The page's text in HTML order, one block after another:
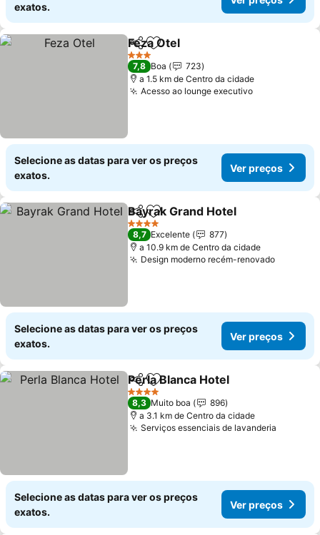
exatos.
PartilharAdicionar aos favoritos
Feza Otel
3 Estrelas
7,8 Boa
723
a 1.5 km de Centro da cidade
Acesso ao lounge executivo
Selecione as datas para ver os preços
exatos.
Ver preços
PartilharAdicionar aos favoritos
Bayrak Grand Hotel
4 Estrelas
8,7 Excelente
877
a 10.9 km de Centro da cidade
Design moderno recém-renovado
Selecione as datas para ver os preços
exatos.
Ver preços
PartilharAdicionar aos favoritos
Perla Blanca Hotel
4 Estrelas
8,3 Muito boa
896
a 3.1 km de Centro da cidade
Serviços essenciais de lavanderia
Selecione as datas para ver os preços
exatos.
Ver preços